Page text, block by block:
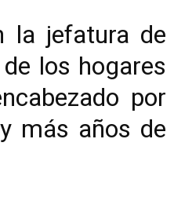
la jefatura de
los hogares
por
más años de